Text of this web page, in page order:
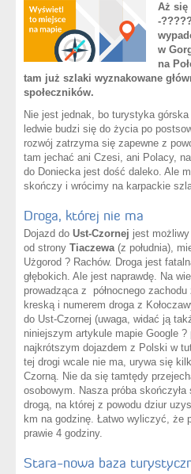
Aż się
-
w
na
tam już szlaki wyznakowane
społeczników.
Nie jest jednak, bo turystyka
ledwie budzi się do życia po
rozwój zatrzyma się zapewne z
tam jechać ani Czesi, ani Polacy,
do Doniecka jest dość daleko. Ale
skończy i wrócimy na karpackie
Droga, której nie ma
Dojazd do Ust-Czornej jest
od strony Tiaczewa(z południa),
Użgorod ? Rachów. Droga jest
głębokich. Ale jest naprawdę. Na
prowadząca z północnego
kreską i numerem droga z
do Ust-Czornej (uwaga, widać ją
niniejszym artykule mapie Google
najkrótszym dojazdem z Polski w
tej drogi wcale nie ma, urywa się
Czorną. Nie da się tamtędy
osobowym. Nasza próba skończyła
drogą, na której z powodu dziur
km na godzinę. Łatwo wyliczyć, że
prawie 4 godziny.
Stara-nowa baza